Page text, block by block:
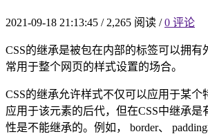
2021-09-18 21:13:45 /2,265 阅读 / 0 评论
CSS的继承是被包在内部的标签可以拥有
常用于整个网页的样式设置的场合。
CSS的继承允许样式不仅可以应用于某个
应用于该元素的后代，但在CSS中继承是
性是不能继承的。例如， border、